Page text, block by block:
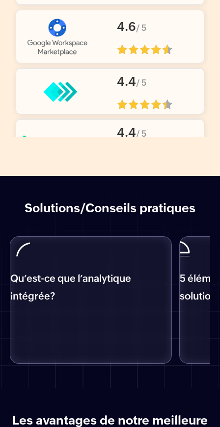
4.6/ 5
4.4/ 5
4.4/ 5
8.7/ 10
Solutions/Conseils pratiques
Qu’est-ce que l’analytique
intégrée?
5
solution
Les avantages de notre meilleure